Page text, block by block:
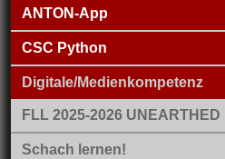
ANTON-App
CSC Python
Digitale/Medienkompetenz
FLL 2025-2026 UNEARTHED
Schach lernen!